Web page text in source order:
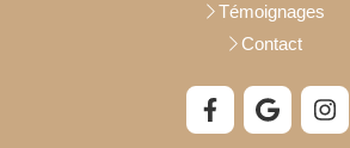
Témoignages
Contact